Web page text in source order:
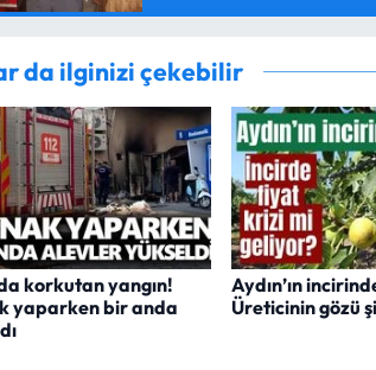
da ilginizi çekebilir
korkutan yangın!
yaparken bir anda
Aydın’ın
Üreticinin gözü